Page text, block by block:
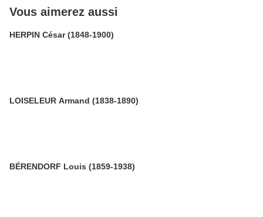
Vous aimerez aussi
HERPIN César (1848-1900)
LOISELEUR Armand (1838-1890)
BÉRENDORF Louis (1859-1938)